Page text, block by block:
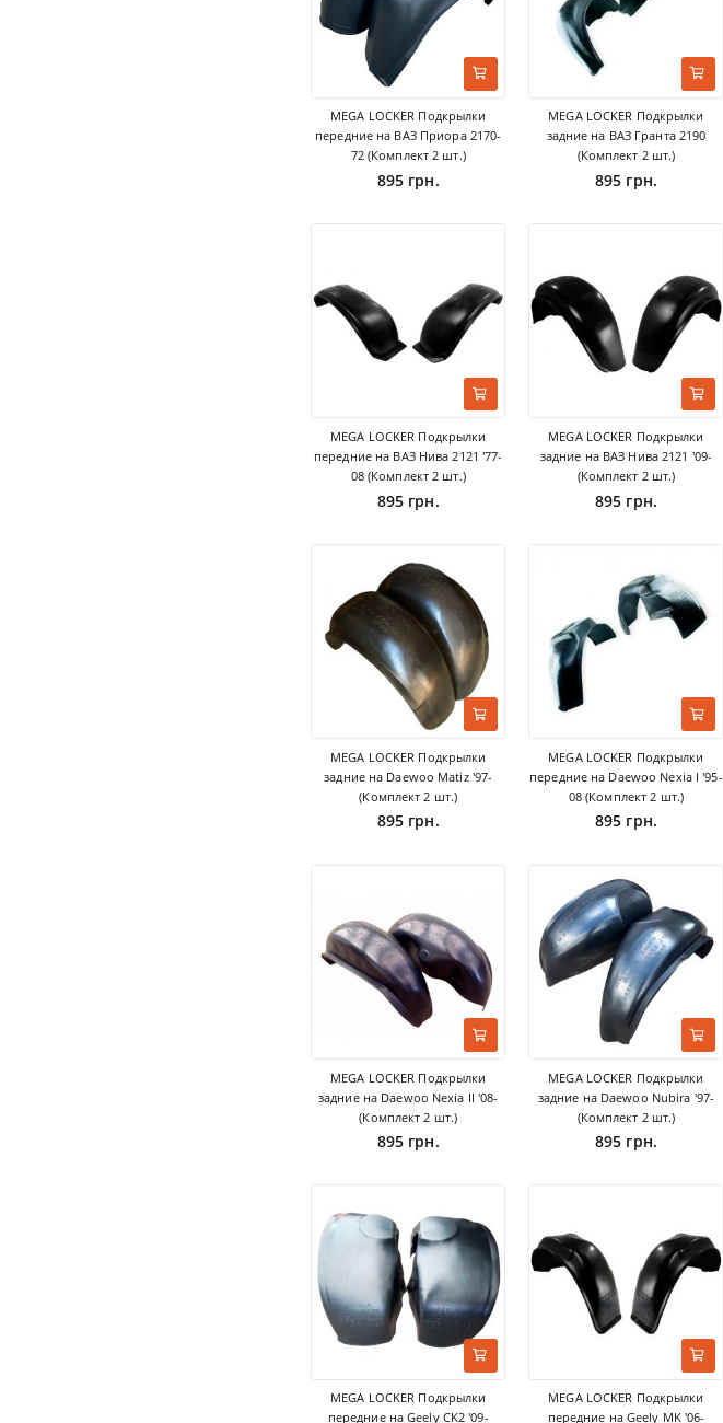
MEGA LOCKER Подкрылки
передние на ВАЗ Приора 2170-
72 (Комплект 2 шт.)
895 грн.
MEGA LOCKER Подкрылки
задние на ВАЗ Гранта 2190
(Комплект 2 шт.)
895 грн.
MEGA LOCKER Подкрылки
передние на ВАЗ Нива 2121 '77-
08 (Комплект 2 шт.)
895 грн.
MEGA LOCKER Подкрылки
задние на ВАЗ Нива 2121 '09-
(Комплект 2 шт.)
895 грн.
MEGA LOCKER Подкрылки
задние на Daewoo Matiz '97-
(Комплект 2 шт.)
895 грн.
MEGA LOCKER Подкрылки
передние на Daewoo Nexia I '95-
08 (Комплект 2 шт.)
895 грн.
MEGA LOCKER Подкрылки
задние на Daewoo Nexia II '08-
(Комплект 2 шт.)
895 грн.
MEGA LOCKER Подкрылки
задние на Daewoo Nubira '97-
(Комплект 2 шт.)
895 грн.
MEGA LOCKER Подкрылки
передние на Geely CK2 '09-
MEGA LOCKER Подкрылки
передние на Geely MK '06-